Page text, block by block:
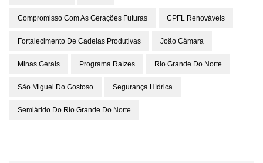
Compromisso Com As Gerações Futuras CPFL Renováveis
Fortalecimento De Cadeias Produtivas João Câmara
Minas Gerais Programa Raízes Rio Grande Do Norte
São Miguel Do Gostoso Segurança Hídrica
Semiárido Do Rio Grande Do Norte